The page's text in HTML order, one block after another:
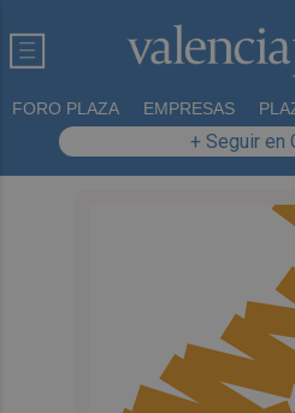
FORO PLAZA EMPRESAS
+ Seguir en